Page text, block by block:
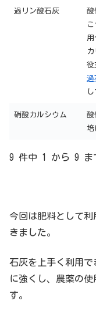
過リン酸石灰
酸
用
役
過
し
硝酸カルシウム
酸
培
9 件中 1 から 9 ま
今回は肥料として
きました。
石灰を上手く利用
に強くし、農薬の
す。